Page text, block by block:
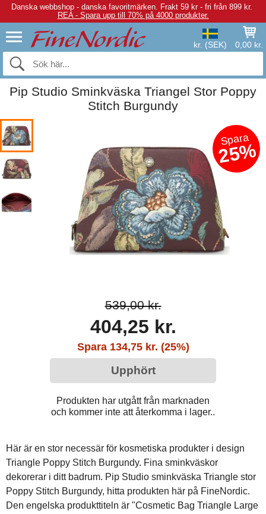
Danska webbshop - danska favoritmärken. Frakt 59 kr - fri från 899 kr.
REA - Spara upp till 70% på 4000 produkter.
kr. (SEK) 0,00 kr.
Pip Studio Sminkväska Triangel Stor Poppy
Stitch Burgundy
Spara
25%
539,00 kr.
404,25 kr.
Spara 134,75 kr. (25%)
Upphört
Produkten har utgått från marknaden
och kommer inte att återkomma i lager..
Här är en stor necessär för kosmetiska produkter i design
Triangle Poppy Stitch Burgundy. Fina sminkväskor
dekorerar i ditt badrum. Pip Studio sminkväska Triangle stor
Poppy Stitch Burgundy, hitta produkten här på FineNordic.
Den engelska produkttiteln är "Cosmetic Bag Triangle Large